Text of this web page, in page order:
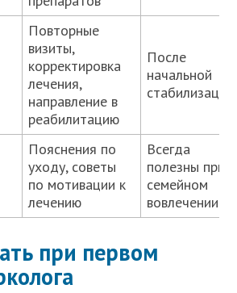
Повторные
визиты,
корректировка
лечения,
направление в
реабилитацию
После
начальной
стабилизации
Пояснения по
уходу, советы
по мотивации к
лечению
Всегда
полезны при
семейном
вовлечении
при первом